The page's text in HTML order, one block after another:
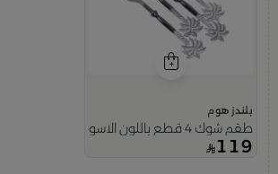
بلندز هوم
طقم شوك 4 قطع باللون الاسود مع مقابض الزهرة الفضية من رتيلة
119